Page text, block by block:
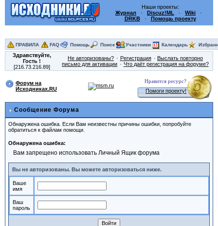
Наши проекты:
Журнал · Discuz!ML · Wiki ·
DRKB· Помощь проекту
ПРАВИЛА FAQ Помощь Поиск Участники Календарь
Здравствуйте,
Гость!
[216.73.216.89]
Не авторизованы? Регистрация
Выслать повторно
письмо для активации
Что даёт регистрация на форуме?
Форум на
Исходниках.RU
Нравится ресурс?
Помоги проекту!
Сообщение Форума
Обнаружена ошибка. Если Вам неизвестны причины ошибки, попробуйте
обратиться к файлам помощи.
Обнаружена ошибка:
Вам запрещено использовать Личный Ящик форума
Вы не авторизованы. Вы можете авторизоваться ниже.
Ваше
имя
Ваш
пароль